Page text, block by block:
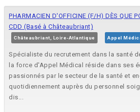
PHARMACIEN D'OFFICINE (F/H) DÈS QUE
CDD (Basé à Châteaubriant)
Châteaubriant, Loire-Atlantique Appel
Spécialiste du recrutement dans la santé
la force d'Appel Médical réside dans ses
passionnés par le secteur de la santé et
quotidiennement auprès du personnel
dis...